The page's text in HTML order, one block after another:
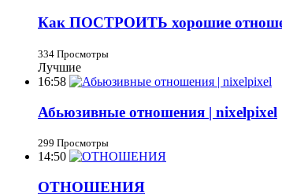
Как ПОСТРОИТЬ хорошие
334 Просмотры
Лучшие
16:58
Абьюзивные отношения | nixelpixel
299 Просмотры
14:50
ОТНОШЕНИЯ